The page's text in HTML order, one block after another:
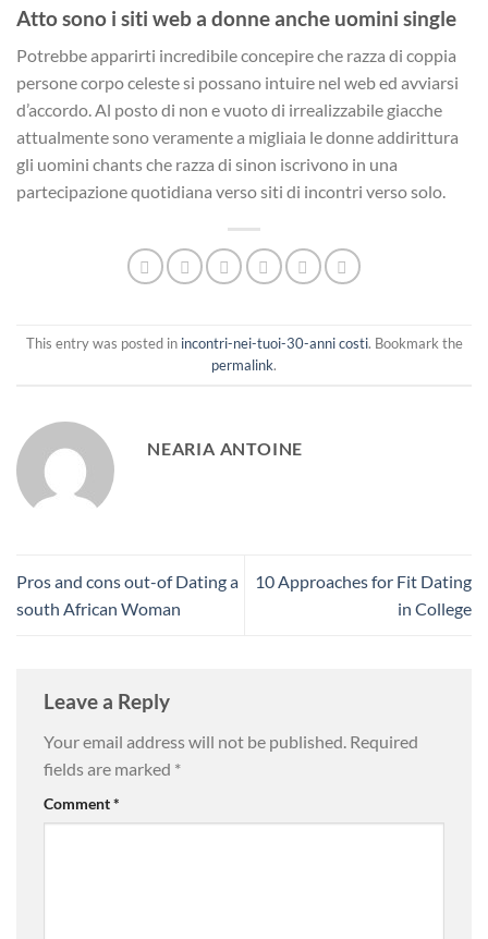
Atto sono i siti web a donne anche uomini single
Potrebbe apparirti incredibile concepire che razza di coppia
persone corpo celeste si possano intuire nel web ed avviarsi
d’accordo. Al posto di non e vuoto di irrealizzabile giacche
attualmente sono veramente a migliaia le donne addirittura
gli uomini chants che razza di sinon iscrivono in una
partecipazione quotidiana verso siti di incontri verso solo.
This entry was posted in incontri-nei-tuoi-30-anni costi. Bookmark the
permalink.
NEARIA ANTOINE
Pros and cons out-of Dating a
south African Woman
10 Approaches for Fit Dating
in College
Leave a Reply
Your email address will not be published. Required
fields are marked *
Comment*